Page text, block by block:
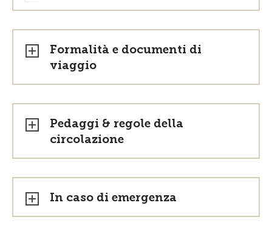
Formalità e documenti di
viaggio
Pedaggi & regole della
circolazione
In caso di emergenza